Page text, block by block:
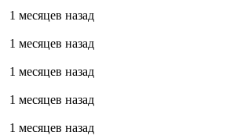
1 месяцев назад
1 месяцев назад
1 месяцев назад
1 месяцев назад
1 месяцев назад